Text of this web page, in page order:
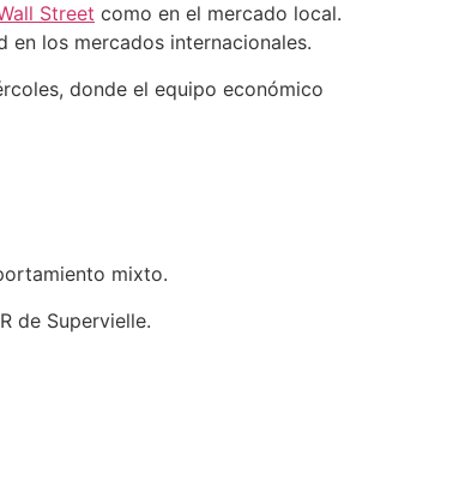
Street como en el mercado local.
en los mercados internacionales.
donde el equipo económico
mixto.
de Supervielle.